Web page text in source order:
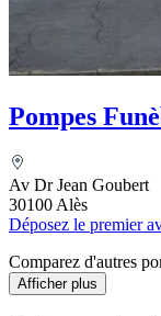
Pompes
Av Dr Jean Goubert
30100 Alès
Déposez le premier
Comparez d'autres
Afficher plus